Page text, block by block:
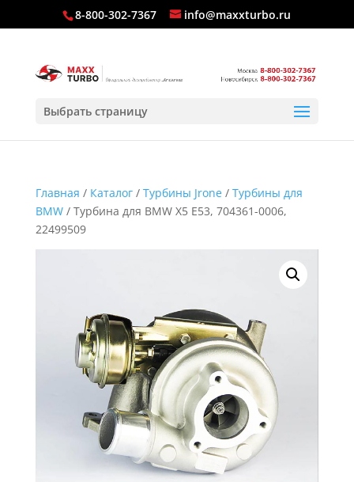
8-800-302-7367 info@maxxturbo.ru
Выбрать страницу
Главная / Каталог/ Турбины Jrone/ Турбины для
BMW/ Турбина для BMW X5 E53, 704361-0006,
22499509